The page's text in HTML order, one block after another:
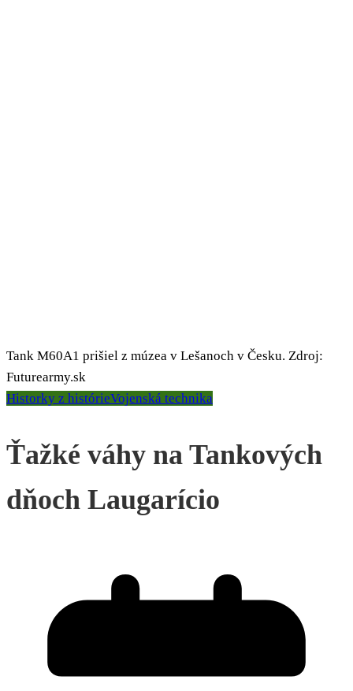
Tank M60A1 prišiel z múzea v Lešanoch v Česku. Zdroj:
Futurearmy.sk
Historky z histórieVojenská technika
Ťažké váhy na Tankových
dňoch Laugarício